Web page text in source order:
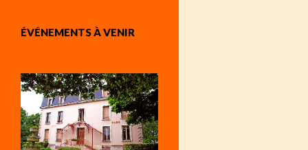
ÉVÉNEMENTS À VENIR